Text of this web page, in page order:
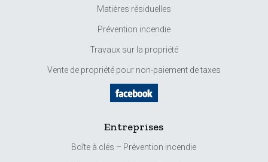
Matières résiduelles
Prévention incendie
Travaux sur la propriété
Vente de propriété pour non-paiement de taxes
Entreprises
Boîte à clés – Prévention incendie